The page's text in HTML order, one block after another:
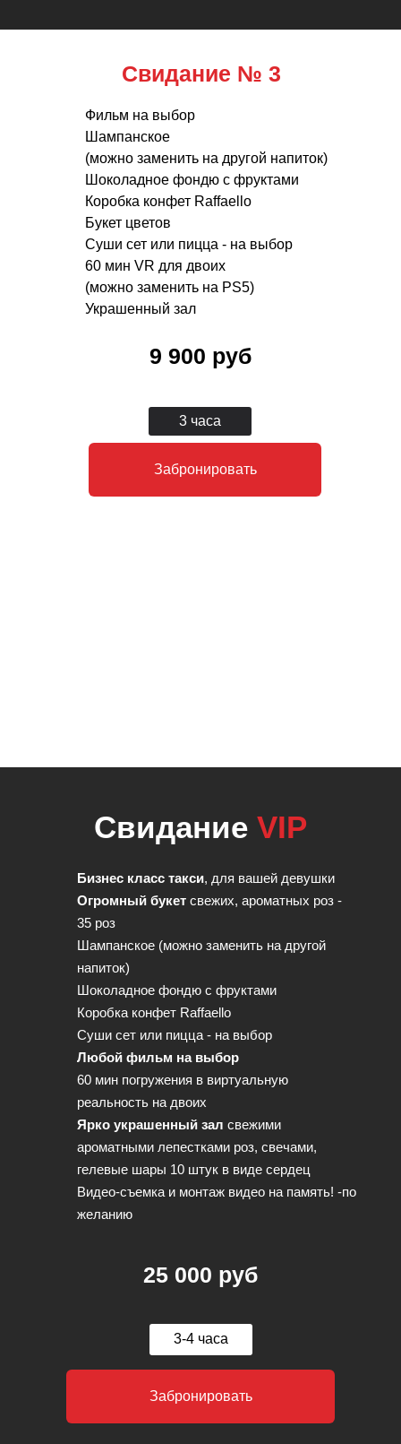
Свидание № 3
Фильм на выбор
Шампанское
(можно заменить на другой напиток)
Шоколадное фондю с фруктами
Коробка конфет Raffaello
Букет цветов
Суши сет или пицца - на выбор
60 мин VR для двоих
(можно заменить на PS5)
Украшенный зал
3 часа
9 900 руб
Забронировать
Свидание VIP
3-4 часа
25 000 руб
Забронировать
Бизнес класс такси, для вашей девушки
Огромный букет свежих, ароматных роз -
35 роз
Шампанское (можно заменить на другой
напиток)
Шоколадное фондю с фруктами
Коробка конфет Raffaello
Суши сет или пицца - на выбор
Любой фильм на выбор
60 мин погружения в виртуальную
реальность на двоих
Ярко украшенный зал свежими
ароматными лепестками роз, свечами,
гелевые шары 10 штук в виде сердец
Видео-съемка и монтаж видео на память! -по
желанию